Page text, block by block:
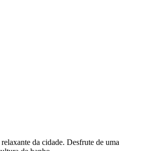
da cidade. Desfrute de uma